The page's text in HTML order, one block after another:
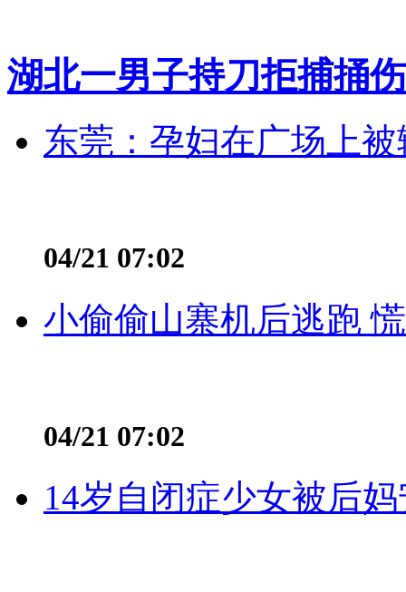
湖北一男子持刀拒捕捅
东莞：孕妇在广场上
04/21 07:02
小偷偷山寨机后逃跑
04/21 07:02
14岁自闭症少女被后